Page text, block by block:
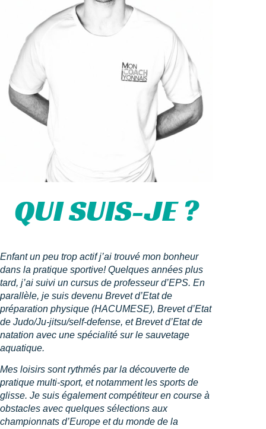
QUI SUIS-JE ?
Enfant un peu trop actif j’ai trouvé mon bonheur
dans la pratique sportive! Quelques années plus
tard, j’ai suivi un cursus de professeur d’EPS. En
parallèle, je suis devenu Brevet d’Etat de
préparation physique (HACUMESE), Brevet d’Etat
de Judo/Ju-jitsu/self-defense, et Brevet d’Etat de
natation avec une spécialité sur le sauvetage
aquatique.
Mes loisirs sont rythmés par la découverte de
pratique multi-sport, et notamment les sports de
glisse. Je suis également compétiteur en course à
obstacles avec quelques sélections aux
championnats d’Europe et du monde de la